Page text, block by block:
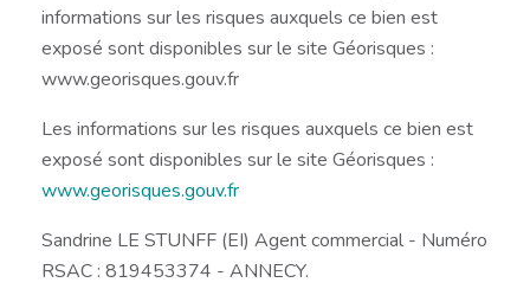
informations sur les risques auxquels ce bien est
exposé sont disponibles sur le site Géorisques :
www.georisques.gouv.fr
Les informations sur les risques auxquels ce bien est
exposé sont disponibles sur le site Géorisques :
www.georisques.gouv.fr
Sandrine LE STUNFF (EI) Agent commercial - Numéro
RSAC : 819453374 - ANNECY.